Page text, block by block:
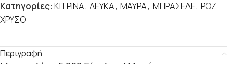
Κατηγορίες: ΚΙΤΡΙΝΑ, ΛΕΥΚΑ, ΜΑΥΡΑ, ΜΠΡΑΣΕΛΕ, ΡΟΖ
ΧΡΥΣΟ
Περιγραφή